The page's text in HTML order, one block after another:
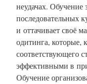
неудачах. Обучение
последовательных
и оттачивает своё
одитинга, которые,
соответствующего
эффективными в
Обучение